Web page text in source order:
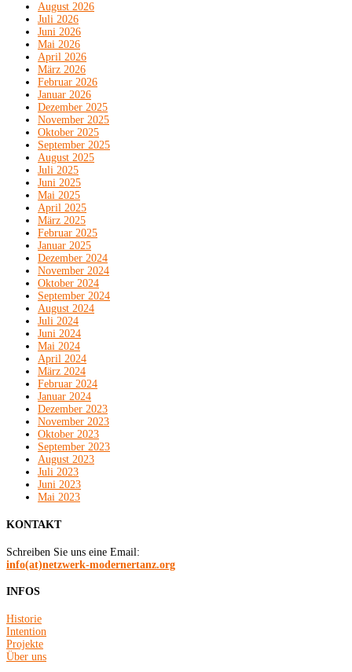
August 2026
Juli 2026
Juni 2026
Mai 2026
April 2026
März 2026
Februar 2026
Januar 2026
Dezember 2025
November 2025
Oktober 2025
September 2025
August 2025
Juli 2025
Juni 2025
Mai 2025
April 2025
März 2025
Februar 2025
Januar 2025
Dezember 2024
November 2024
Oktober 2024
September 2024
August 2024
Juli 2024
Juni 2024
Mai 2024
April 2024
März 2024
Februar 2024
Januar 2024
Dezember 2023
November 2023
Oktober 2023
September 2023
August 2023
Juli 2023
Juni 2023
Mai 2023
KONTAKT
Schreiben Sie uns eine Email:
info(at)netzwerk-modernertanz.org
INFOS
Historie
Intention
Projekte
Über uns